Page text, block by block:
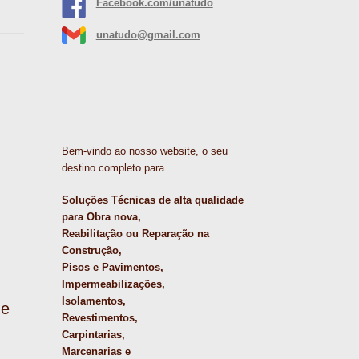
Facebook.com/unatudo
unatudo@gmail.com
Bem-vindo ao nosso website, o seu
destino completo para
Soluções Técnicas de alta qualidade
para Obra nova,
Reabilitação ou Reparação na
Construção,
Pisos e Pavimentos,
Impermeabilizações,
Isolamentos,
Revestimentos,
Carpintarias,
Marcenarias e